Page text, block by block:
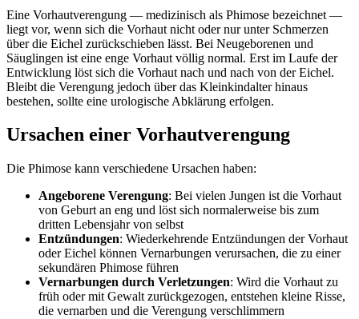
Eine Vorhautverengung — medizinisch als Phimose bezeichnet —
liegt vor, wenn sich die Vorhaut nicht oder nur unter Schmerzen
über die Eichel zurückschieben lässt. Bei Neugeborenen und
Säuglingen ist eine enge Vorhaut völlig normal. Erst im Laufe der
Entwicklung löst sich die Vorhaut nach und nach von der Eichel.
Bleibt die Verengung jedoch über das Kleinkindalter hinaus
bestehen, sollte eine urologische Abklärung erfolgen.
Ursachen einer Vorhautverengung
Die Phimose kann verschiedene Ursachen haben:
Angeborene Verengung: Bei vielen Jungen ist die Vorhaut
von Geburt an eng und löst sich normalerweise bis zum
dritten Lebensjahr von selbst
Entzündungen: Wiederkehrende Entzündungen der Vorhaut
oder Eichel können Vernarbungen verursachen, die zu einer
sekundären Phimose führen
Vernarbungen durch Verletzungen: Wird die Vorhaut zu
früh oder mit Gewalt zurückgezogen, entstehen kleine Risse,
die vernarben und die Verengung verschlimmern